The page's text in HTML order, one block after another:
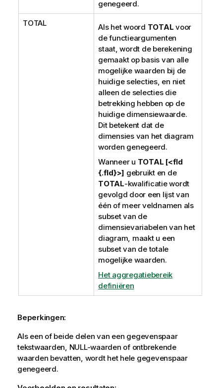
genegeerd.
TOTAL Als het woord TOTAL voor
de functieargumenten
staat, wordt de berekening
gemaakt op basis van alle
mogelijke waarden bij de
huidige selecties, en niet
alleen de selecties die
betrekking hebben op de
huidige dimensiewaarde.
Dit betekent dat de
dimensies van het diagram
worden genegeerd.
Wanneer u TOTAL [<fld
{.fld}>] gebruikt en de
TOTAL-kwalificatie wordt
gevolgd door een lijst van
één of meer veldnamen als
subset van de
dimensievariabelen van het
diagram, maakt u een
subset van de totale
mogelijke waarden.
Het aggregatiebereik
definiëren
Beperkingen:
Als een of beide delen van een gegevenspaar
tekstwaarden, NULL-waarden of ontbrekende
waarden bevatten, wordt het hele gegevenspaar
genegeerd.